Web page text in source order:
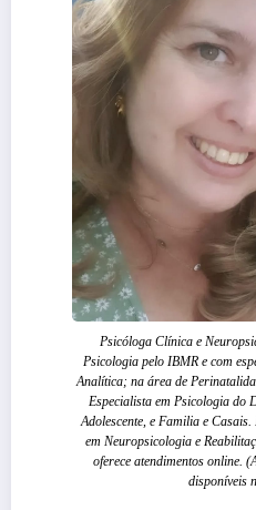
Psicóloga Clínica e
Psicologia pelo IBMR e com
Analítica; na área de
Especialista em Psicologia do
Adolescente, e Familia e
em Neuropsicologia e
oferece atendimentos online.
disponíveis